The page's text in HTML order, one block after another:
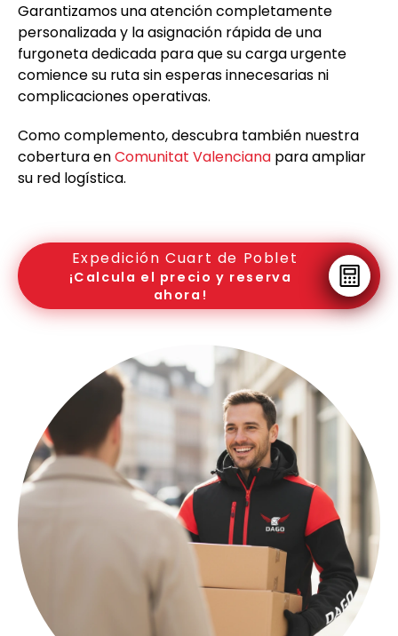
Garantizamos una atención completamente
personalizada y la asignación rápida de una
furgoneta dedicada para que su carga urgente
comience su ruta sin esperas innecesarias ni
complicaciones operativas.
Como complemento, descubra también nuestra
cobertura enComunitat Valenciana para ampliar
su red logística.
Expedición Cuart de Poblet
¡Calcula el precio y reserva
ahora!